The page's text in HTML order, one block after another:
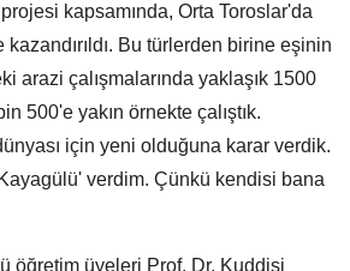
kapsamında, Orta Toroslar'da
Bu türlerden birine eşinin
arazi çalışmalarında yaklaşık 1500
500'e yakın örnekte çalıştık.
için yeni olduğuna karar verdik.
verdim. Çünkü kendisi bana
öğretim üyeleri Prof. Dr. Kuddisi